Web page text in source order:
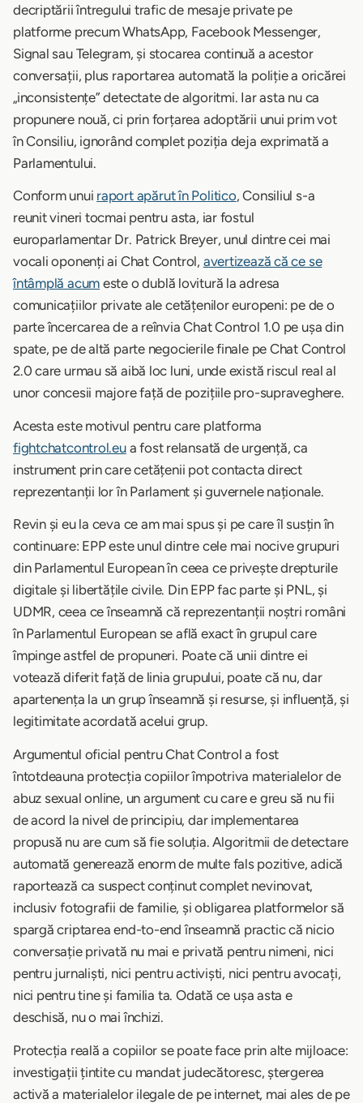
decriptării întregului trafic de mesaje private pe
platforme precum WhatsApp, Facebook Messenger,
Signal sau Telegram, și stocarea continuă a acestor
conversații, plus raportarea automată la poliție a oricărei
„inconsistențe” detectate de algoritmi. Iar asta nu ca
propunere nouă, ci prin forțarea adoptării unui prim vot
în Consiliu, ignorând complet poziția deja exprimată a
Parlamentului.
Conform unui raport apărut în Politico, Consiliul s-a
reunit vineri tocmai pentru asta, iar fostul
europarlamentar Dr. Patrick Breyer, unul dintre cei mai
vocali oponenți ai Chat Control, avertizează că ce se
întâmplă acum este o dublă lovitură la adresa
comunicațiilor private ale cetățenilor europeni: pe de o
parte încercarea de a reînvia Chat Control 1.0 pe ușa din
spate, pe de altă parte negocierile finale pe Chat Control
2.0 care urmau să aibă loc luni, unde există riscul real al
unor concesii majore față de pozițiile pro-supraveghere.
Acesta este motivul pentru care platforma
fightchatcontrol.eua fost relansată de urgență, ca
instrument prin care cetățenii pot contacta direct
reprezentanții lor în Parlament și guvernele naționale.
Revin și eu la ceva ce am mai spus și pe care îl susțin în
continuare: EPP este unul dintre cele mai nocive grupuri
din Parlamentul European în ceea ce privește drepturile
digitale și libertățile civile. Din EPP fac parte și PNL, și
UDMR, ceea ce înseamnă că reprezentanții noștri români
în Parlamentul European se află exact în grupul care
împinge astfel de propuneri. Poate că unii dintre ei
votează diferit față de linia grupului, poate că nu, dar
apartenența la un grup înseamnă și resurse, și influență, și
legitimitate acordată acelui grup.
Argumentul oficial pentru Chat Control a fost
întotdeauna protecția copiilor împotriva materialelor de
abuz sexual online, un argument cu care e greu să nu fii
de acord la nivel de principiu, dar implementarea
propusă nu are cum să fie soluția. Algoritmii de detectare
automată generează enorm de multe fals pozitive, adică
raportează ca suspect conținut complet nevinovat,
inclusiv fotografii de familie, și obligarea platformelor să
spargă criptarea end-to-end înseamnă practic că nicio
conversație privată nu mai e privată pentru nimeni, nici
pentru jurnaliști, nici pentru activiști, nici pentru avocați,
nici pentru tine și familia ta. Odată ce ușa asta e
deschisă, nu o mai închizi.
Protecția reală a copiilor se poate face prin alte mijloace:
investigații țintite cu mandat judecătoresc, ștergerea
activă a materialelor ilegale de pe internet, mai ales de pe